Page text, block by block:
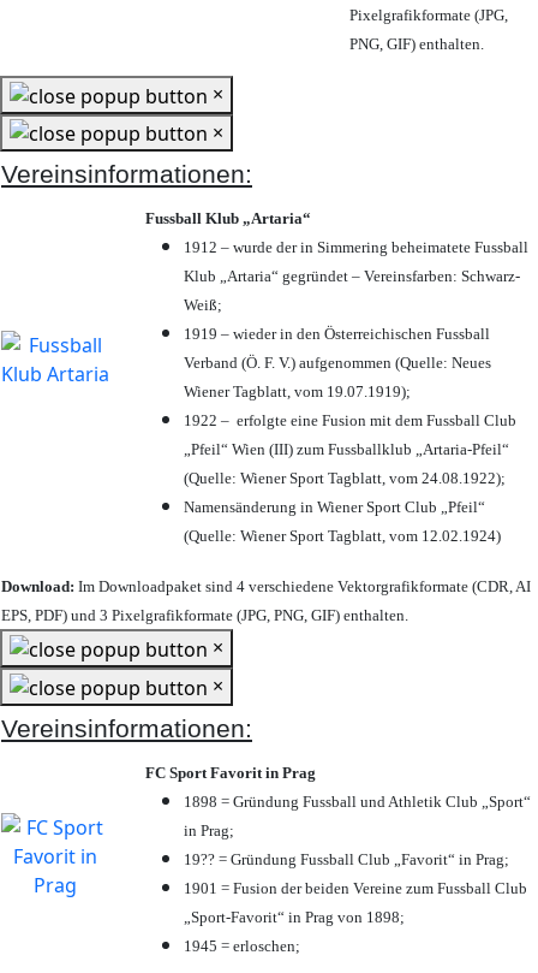
Pixelgrafikformate (JPG,
PNG, GIF) enthalten.
×
×
Vereinsinformationen:
Fussball Klub „Artaria“
1912 – wurde der in Simmering beheimatete Fussball
Klub „Artaria“ gegründet – Vereinsfarben: Schwarz-
Weiß;
1919 – wieder in den Österreichischen Fussball
Verband (Ö. F. V.) aufgenommen (Quelle: Neues
Wiener Tagblatt, vom 19.07.1919);
1922 – erfolgte eine Fusion mit dem Fussball Club
„Pfeil“ Wien (III) zum Fussballklub „Artaria-Pfeil“
(Quelle: Wiener Sport Tagblatt, vom 24.08.1922);
Namensänderung in Wiener Sport Club „Pfeil“
(Quelle: Wiener Sport Tagblatt, vom 12.02.1924)
Download: Im Downloadpaket sind 4 verschiedene Vektorgrafikformate (CDR, AI
EPS, PDF) und 3 Pixelgrafikformate (JPG, PNG, GIF) enthalten.
×
×
Vereinsinformationen:
FC Sport Favorit in Prag
1898 = Gründung Fussball und Athletik Club „Sport“
in Prag;
19?? = Gründung Fussball Club „Favorit“ in Prag;
1901 = Fusion der beiden Vereine zum Fussball Club
„Sport-Favorit“ in Prag von 1898;
1945 = erloschen;